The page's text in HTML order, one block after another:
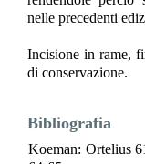
nelle precedenti
Incisione in rame,
di conservazione.
Bibliografia
Koeman: Ortelius